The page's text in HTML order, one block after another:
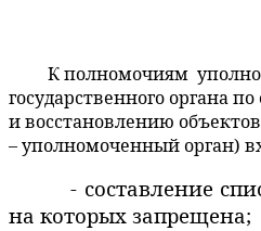
К полномочиям
государственного органа по
и восстановлению
– уполномоченный орган)
- составление
на которых запрещена;